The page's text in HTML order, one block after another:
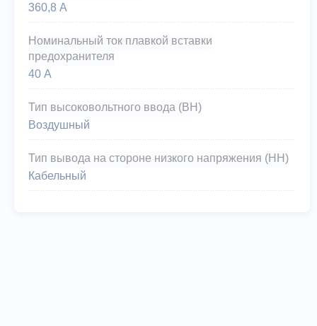
360,8 А
Номинальный ток плавкой вставки
предохранителя
40 А
Тип высоковольтного ввода (ВН)
Воздушный
Тип вывода на стороне низкого напряжения (НН)
Кабельный